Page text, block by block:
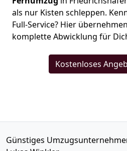
als nur Kisten schleppen.
Full-Service? Hier
komplette Abwicklung für
Kostenloses
Günstiges